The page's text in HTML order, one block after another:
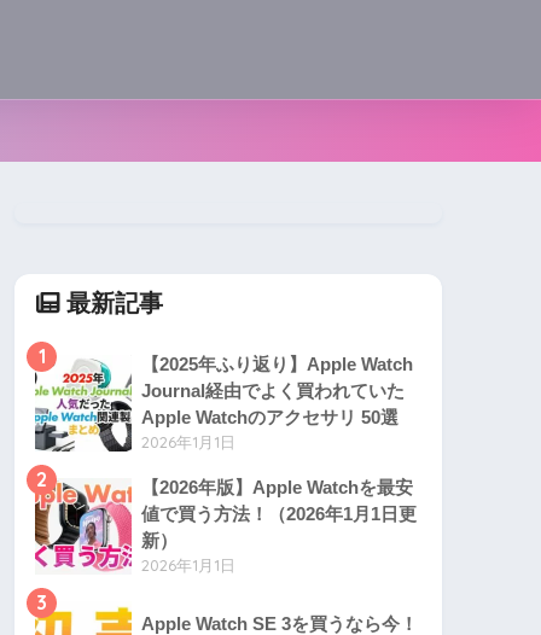
最新記事
1
【2025年ふり返り】Apple Watch
Journal経由でよく買われていた
Apple Watchのアクセサリ 50選
2026年1月1日
2
【2026年版】Apple Watchを最安
値で買う方法！（2026年1月1日更
新）
2026年1月1日
3
Apple Watch SE 3を買うなら今！